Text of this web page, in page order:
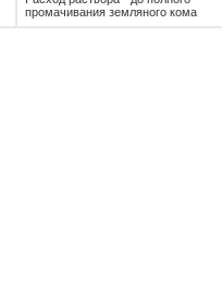
промачивания земляного кома